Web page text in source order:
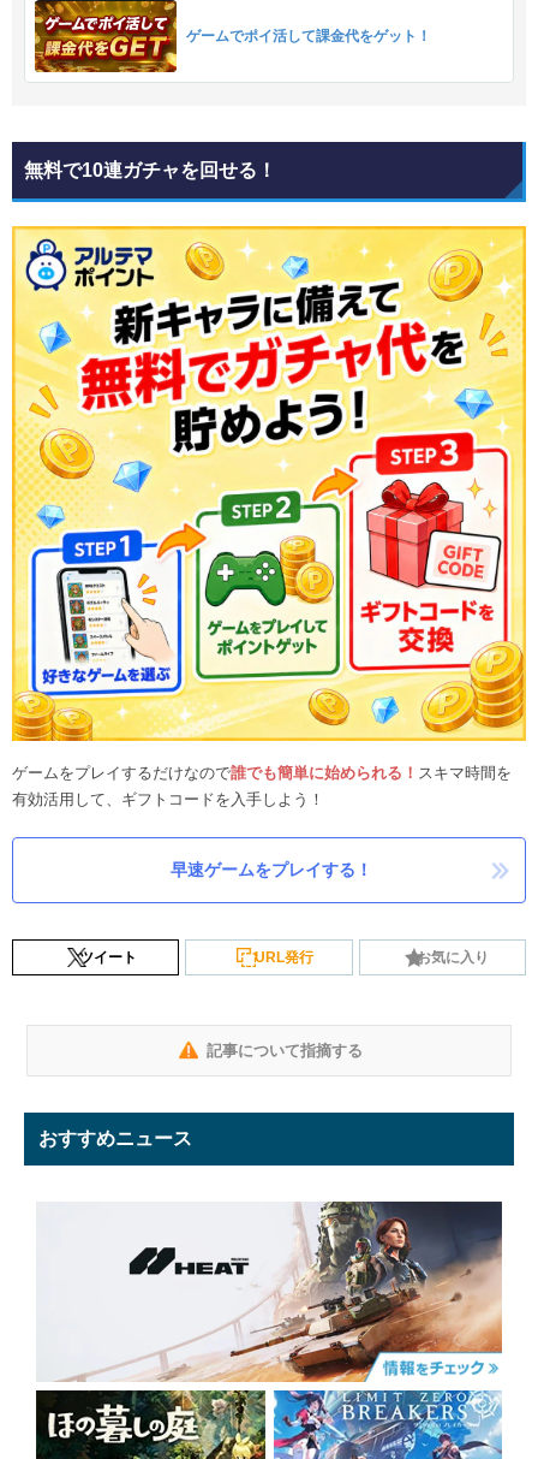
ゲームでポイ活して課金代をゲット！
無料で10連ガチャを回せる！
ゲームをプレイするだけなので誰でも簡単に始められる！ スキマ時間を
有効活用して、ギフトコードを入手しよう！
早速ゲームをプレイする！
ツイート URL発行 お気に入り
記事について指摘する
おすすめニュース